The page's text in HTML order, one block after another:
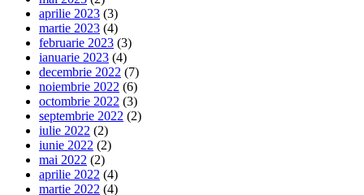
aprilie 2023 (3)
martie 2023 (4)
februarie 2023 (3)
ianuarie 2023 (4)
decembrie 2022 (7)
noiembrie 2022 (6)
octombrie 2022 (3)
septembrie 2022 (2)
iulie 2022 (2)
iunie 2022 (2)
mai 2022 (2)
aprilie 2022 (4)
martie 2022 (4)